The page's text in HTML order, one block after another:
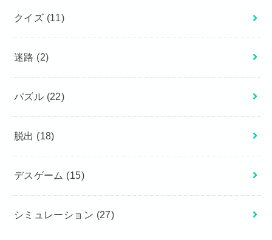
クイズ (11)
迷路 (2)
パズル (22)
脱出 (18)
デスゲーム (15)
シミュレーション (27)